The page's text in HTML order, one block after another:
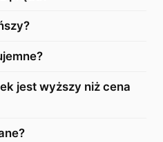
jest wyższy niż cena